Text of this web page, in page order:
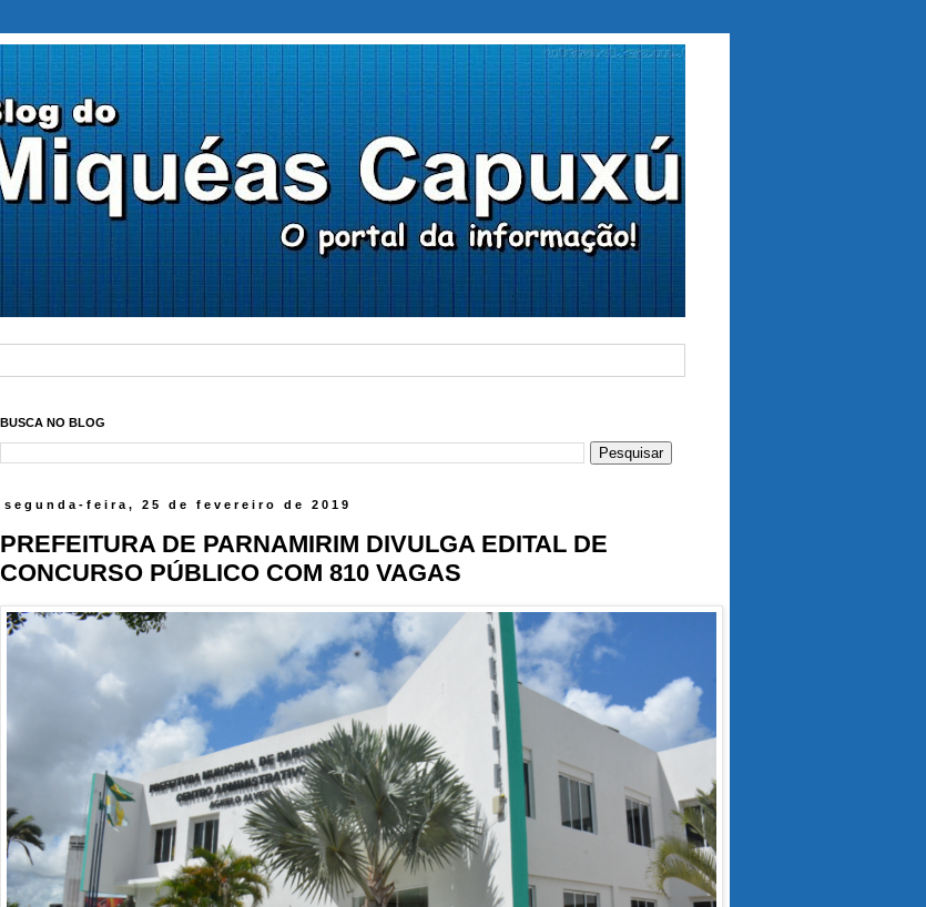
BUSCA NO BLOG
segunda-feira, 25 de fevereiro de 2019
PREFEITURA DE PARNAMIRIM DIVULGA EDITAL DE
CONCURSO PÚBLICO COM 810 VAGAS